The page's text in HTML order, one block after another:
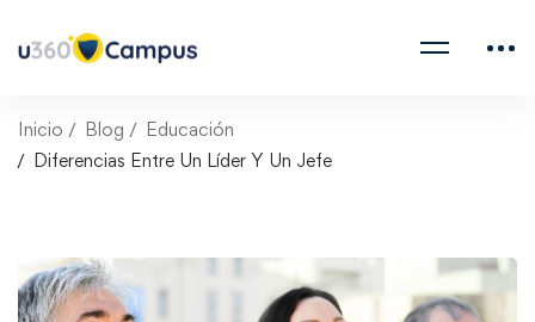
Inicio Blog
Educación
Diferencias Entre Un Líder Y Un Jefe